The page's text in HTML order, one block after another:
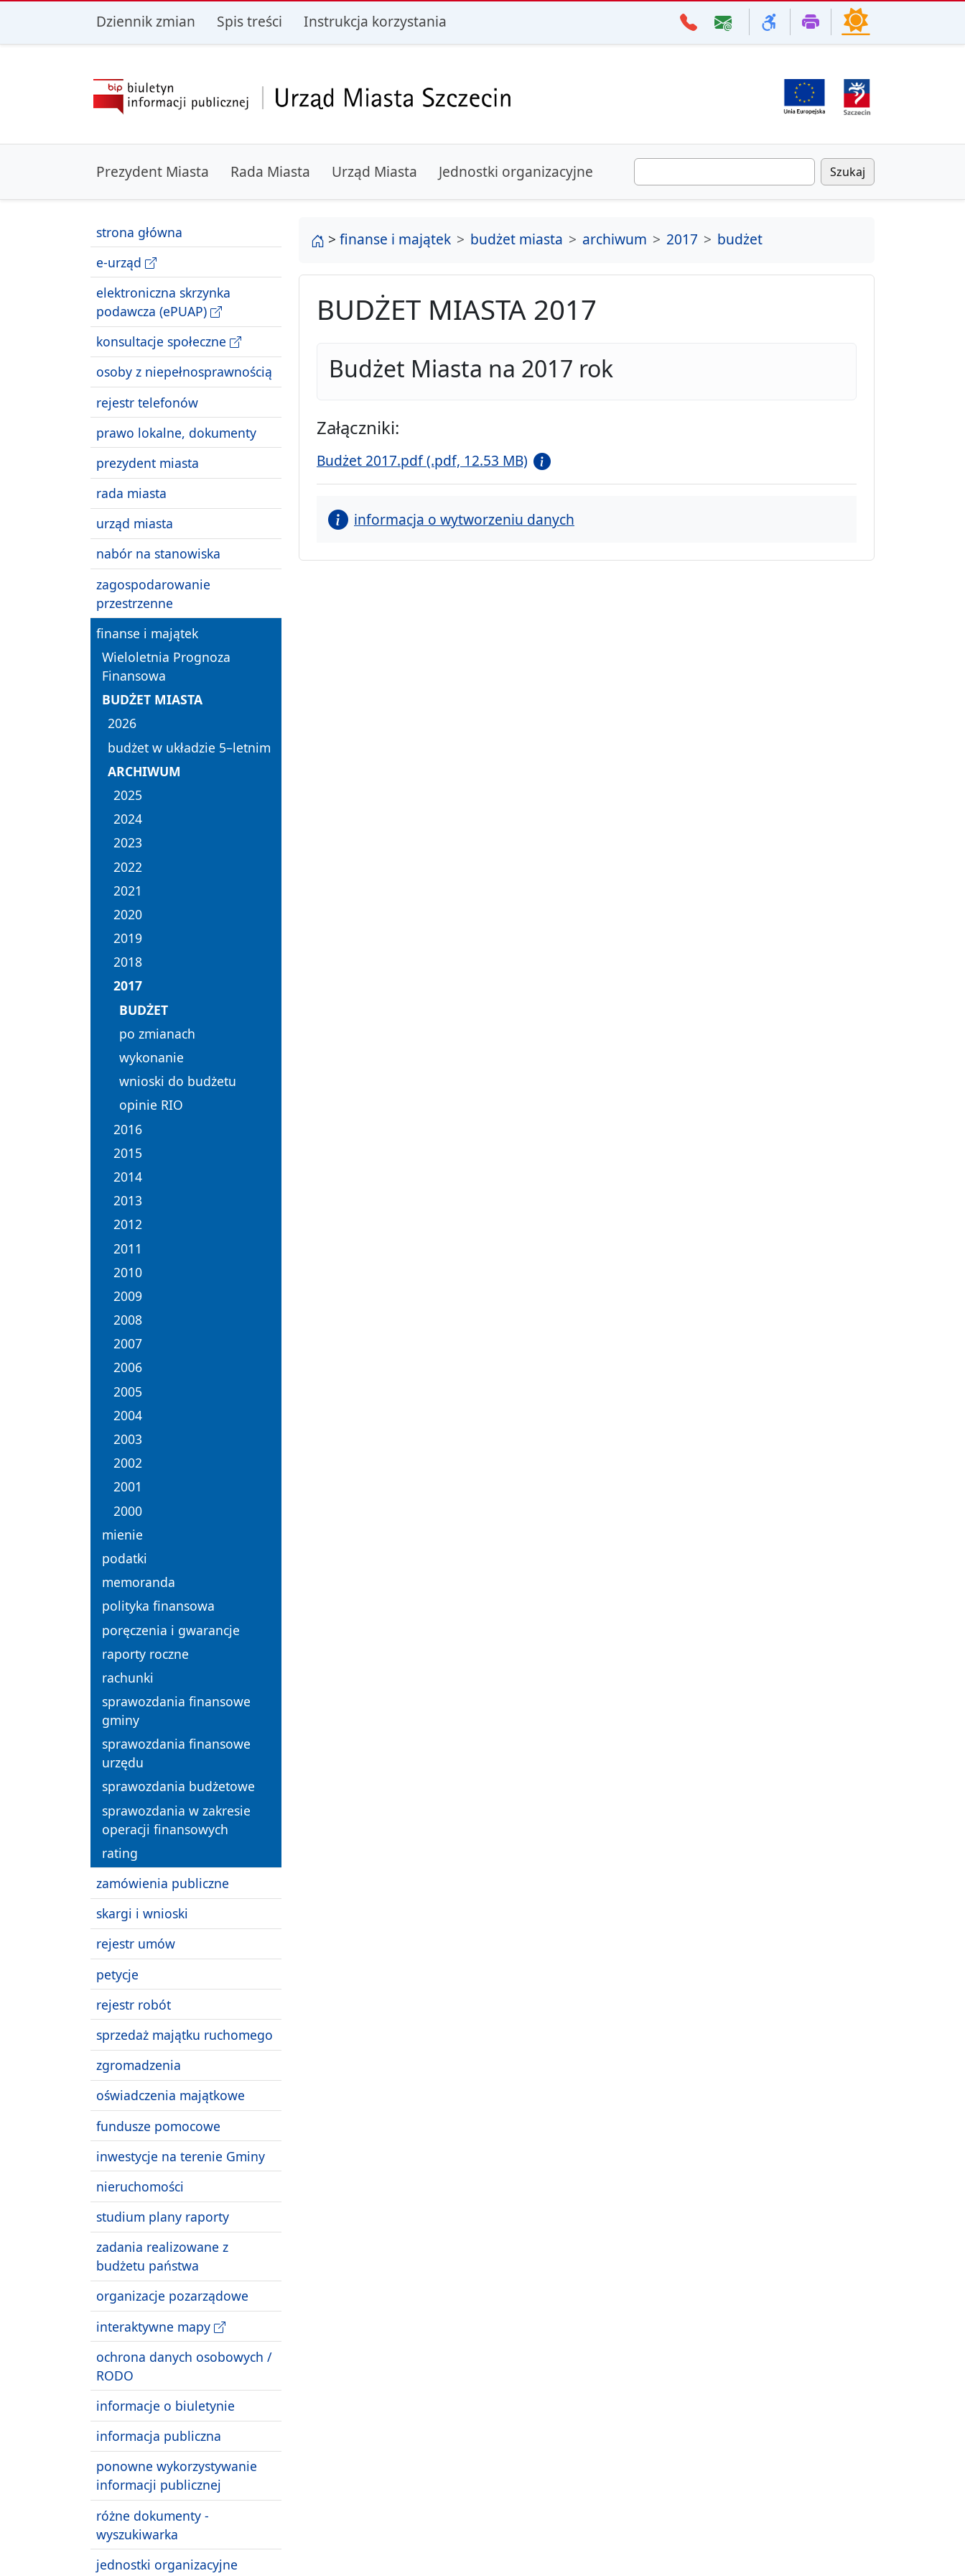
przejdź do głównego menu przejdź do treści
Dziennik zmian Spis treści Instrukcja korzystania
Prezydent Miasta Rada Miasta Urząd Miasta Jednostki organizacyjne Szukaj
strona główna
e-urząd
elektroniczna skrzynka
podawcza (ePUAP)
konsultacje społeczne
osoby z niepełnosprawnością
rejestr telefonów
prawo lokalne, dokumenty
prezydent miasta
rada miasta
urząd miasta
nabór na stanowiska
zagospodarowanie
przestrzenne
finanse i majątek
Wieloletnia Prognoza
Finansowa
BUDŻET MIASTA
2026
budżet w układzie 5–letnim
ARCHIWUM
2025
2024
2023
2022
2021
2020
2019
2018
2017
BUDŻET
po zmianach
wykonanie
wnioski do budżetu
opinie RIO
2016
2015
2014
2013
2012
2011
2010
2009
2008
2007
2006
2005
2004
2003
2002
2001
2000
mienie
podatki
memoranda
polityka finansowa
poręczenia i gwarancje
raporty roczne
rachunki
sprawozdania finansowe
gminy
sprawozdania finansowe
urzędu
sprawozdania budżetowe
sprawozdania w zakresie
operacji finansowych
rating
zamówienia publiczne
skargi i wnioski
rejestr umów
petycje
rejestr robót
sprzedaż majątku ruchomego
zgromadzenia
oświadczenia majątkowe
fundusze pomocowe
inwestycje na terenie Gminy
nieruchomości
studium plany raporty
zadania realizowane z
budżetu państwa
organizacje pozarządowe
interaktywne mapy
ochrona danych osobowych /
RODO
informacje o biuletynie
informacja publiczna
ponowne wykorzystywanie
informacji publicznej
różne dokumenty -
wyszukiwarka
jednostki organizacyjne
strona główna
> finanse i majątek budżet miasta archiwum 2017 budżet
BUDŻET MIASTA 2017
Budżet Miasta na 2017 rok
Załączniki:
Budżet 2017.pdf (.pdf, 12.53 MB)
informacja o wytworzeniu danych